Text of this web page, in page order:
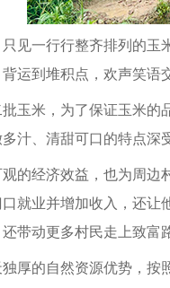
见一行行整齐排列的
运到堆积点，欢声笑语
玉米，为了保证玉米
汁、清甜可口的特点深
的经济效益，也为周
就业并增加收入，还
带动更多村民走上致富
厚的自然资源优势，